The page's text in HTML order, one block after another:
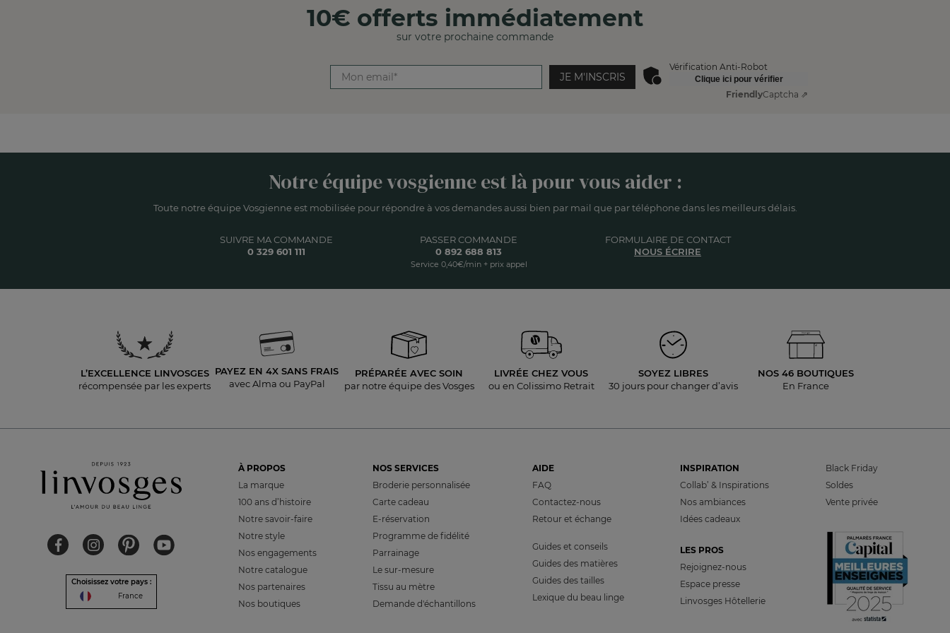
10€ offerts immédiatement
sur votre prochaine commande
JE M'INSCRIS
Vérification Anti-Robot
Clique ici pour vérifier
FriendlyCaptcha ⇗
Notre équipe vosgienne est là pour vous aider :
Toute notre équipe Vosgienne est mobilisée pour répondre à vos demandes aussi bien par mail que par téléphone dans les meilleurs délais.
SUIVRE MA COMMANDE
0 329 601 111
PASSER COMMANDE
0 892 688 813
Service 0,40€/min + prix appel
FORMULAIRE DE CONTACT
NOUS ÉCRIRE
L’EXCELLENCE LINVOSGES
récompensée par les experts
PAYEZ EN 4X SANS FRAIS
avec Alma ou PayPal
PRÉPARÉE AVEC SOIN
par notre équipe des Vosges
LIVRÉE CHEZ VOUS
ou en Colissimo Retrait
SOYEZ LIBRES
30 jours pourchanger d’avis
NOS 46 BOUTIQUES
En France
Choisissez votre pays :
France
À PROPOS
La marque
100 ans d’histoire
Notre savoir-faire
Notre style
Nos engagements
Notre catalogue
Nos partenaires
Nos boutiques
NOS SERVICES
Broderie personnalisée
Carte cadeau
E-réservation
Programme de fidélité
Parrainage
Le sur-mesure
Tissu au mètre
Demande d'échantillons
AIDE
FAQ
Contactez-nous
Retour et échange
Guides et conseils
Guides des matières
Guides des tailles
Lexique du beau linge
INSPIRATION
Collab’ & Inspirations
Nos ambiances
Idées cadeaux
LES PROS
Rejoignez-nous
Espace presse
Linvosges Hôtellerie
Black Friday
Soldes
Vente privée